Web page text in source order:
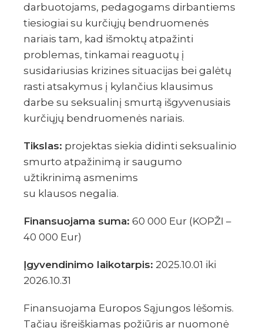
darbuotojams, pedagogams dirbantiems
tiesiogiai su kurčiųjų bendruomenės
nariais tam, kad išmoktų atpažinti
problemas, tinkamai reaguotų į
susidariusias krizines situacijas bei galėtų
rasti atsakymus į kylančius klausimus
darbe su seksualinį smurtą išgyvenusiais
kurčiųjų bendruomenės nariais.
Tikslas: projektas siekia didinti seksualinio
smurto atpažinimą ir saugumo
užtikrinimą asmenims
su klausos negalia.
Finansuojama suma: 60 000 Eur (KOPŽI –
40 000 Eur)
Įgyvendinimo laikotarpis: 2025.10.01 iki
2026.10.31
Finansuojama Europos Sąjungos lėšomis.
Tačiau išreiškiamas požiūris ar nuomonė